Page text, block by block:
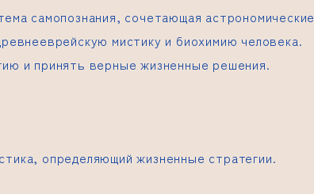
самопознания, сочетающая астрономические
мистику и биохимию человека.
и принять верные жизненные решения.
определяющий жизненные стратегии.